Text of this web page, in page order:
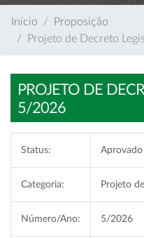
Início
Proposição
Projeto de Decreto
PROJETO DE
5/2026
Status: Aprovado
Categoria: Projeto
Número/Ano: 5/2026